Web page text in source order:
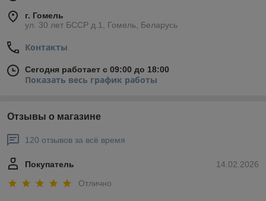
г. Гомель
ул. 30 лет БССР д.1, Гомель, Беларусь
Контакты
Сегодня работает с 09:00 до 18:00
Показать весь график работы
Отзывы о магазине
120 отзывов за всё время
14.02.2026
Покупатель
Отлично